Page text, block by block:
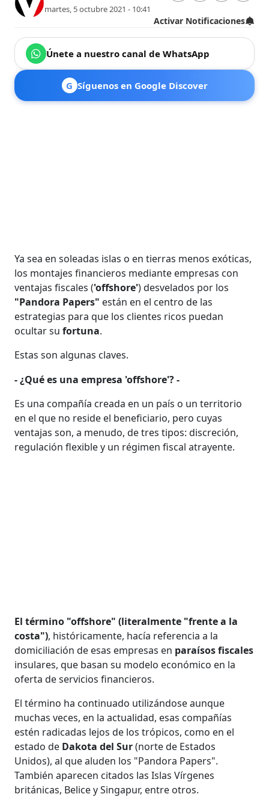
martes, 5 octubre 2021 - 10:41
Activar Notificaciones
Únete a nuestro canal de WhatsApp
G Síguenos en Google Discover
Ya sea en soleadas islas o en tierras menos exóticas,
los montajes financieros mediante empresas con
ventajas fiscales ('offshore') desvelados por los
"Pandora Papers" están en el centro de las
estrategias para que los clientes ricos puedan
ocultar sufortuna.
Estas son algunas claves.
- ¿Qué es una empresa 'offshore'? -
Es una compañía creada en un país o un territorio
en el que no reside el beneficiario, pero cuyas
ventajas son, a menudo, de tres tipos: discreción,
regulación flexible y un régimen fiscal atrayente.
El término "offshore" (literalmente "frente a la
costa"), históricamente, hacía referencia a la
domiciliación de esas empresas en paraísos fiscales
insulares, que basan su modelo económico en la
oferta de servicios financieros.
El término ha continuado utilizándose aunque
muchas veces, en la actualidad, esas compañías
estén radicadas lejos de los trópicos, como en el
estado de Dakota del Sur(norte de Estados
Unidos), al que aluden los "Pandora Papers".
También aparecen citados las Islas Vírgenes
británicas, Belice y Singapur, entre otros.